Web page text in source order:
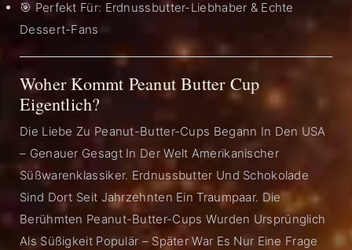
🎯 Perfekt Für: Erdnussbutter-Liebhaber & Echte
Dessert-Fans
Woher Kommt Peanut Butter Cup
Eigentlich?
Die Liebe Zu Peanut-Butter-Cups Begann In Den USA
– Genauer Gesagt In Der Welt Amerikanischer
Süßwarenklassiker. Erdnussbutter Und Schokolade
Sind Dort Seit Jahrzehnten Ein Traumpaar. Die
Berühmten Peanut-Butter-Cups Wurden Ursprünglich
Als Süßigkeit Populär – Später War Es Nur Eine Frage